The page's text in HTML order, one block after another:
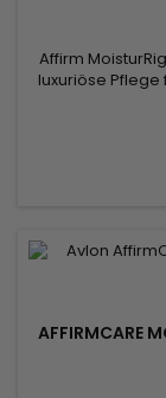
Affirm
luxuriöse
AFFIRMCARE